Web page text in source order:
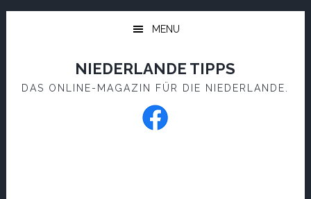
Skip
Skip
MENU
NIEDERLANDE TIPPS
DAS ONLINE-MAGAZIN FÜR DIE NIEDERLANDE.